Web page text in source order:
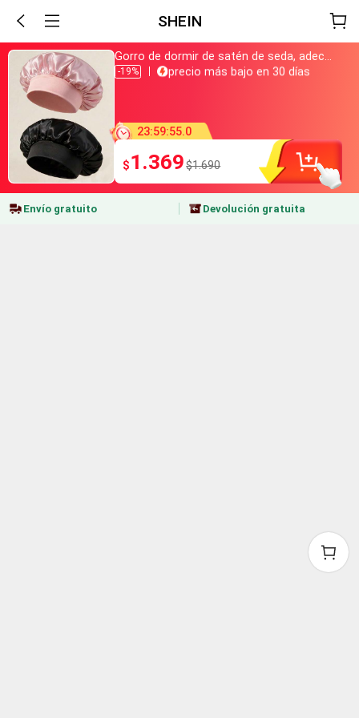
SHEIN
-19%
Acabo de comprar
precio más bajo en 30 días
precio más bajo en 30 días
Casi agotado
+800 lo han añadido a la cesta
23:59:54.9
$1.369 $1.690
Envío gratuito Devolución gratuita